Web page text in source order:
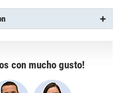
con mucho gusto!